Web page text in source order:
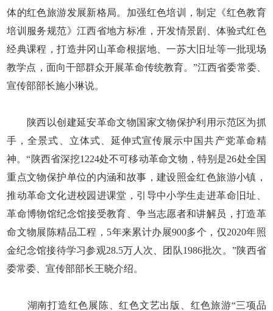
体的红色旅游发展新格局。加强红色培训，制定《红色教育
培训服务规范》江西省地方标准，开发情景剧、体验式红色
经典课程，打造井冈山革命根据地、一苏大旧址等一批现场
教学点，面向干部群众开展革命传统教育。”江西省委常委、
宣传部部长施小琳说。
陕西以创建延安革命文物国家文物保护利用示范区为抓
手，全景式、立体式、延伸式宣传展示中国共产党革命精
神。“陕西省深挖1224处不可移动革命文物，特别是26处全国
重点文物保护单位的内涵和故事，建设照金红色旅游小镇，
推动革命文化进校园进课堂，引导中小学生走进革命旧址、
革命博物馆纪念馆接受教育、争当志愿者和讲解员，打造革
命文物展陈精品工程，5年来累计办展900多个，仅2020年照
金纪念馆接待学习参观28.5万人次、团队1986批次。”陕西省
委常委、宣传部部长王晓介绍。
湖南打造红色展陈、红色文艺出版、红色旅游“三项品